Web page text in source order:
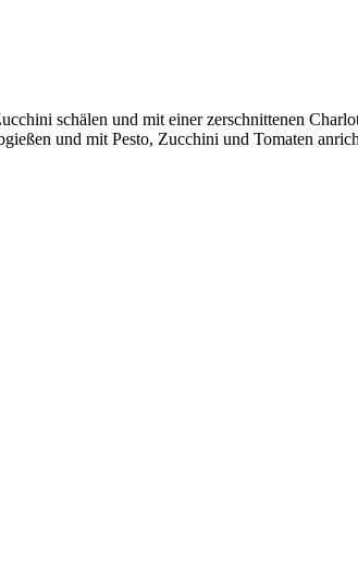
schälen und mit einer zerschnittenen
und mit Pesto, Zucchini und Tomaten